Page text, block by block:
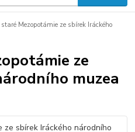
Mezopotámie ze sbírek Iráckého
ze
muzea